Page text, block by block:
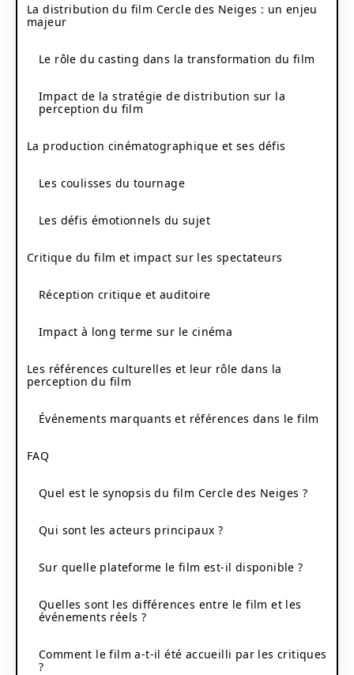
La distribution du film Cercle des Neiges : un enjeu
majeur
Le rôle du casting dans la transformation du film
Impact de la stratégie de distribution sur la
perception du film
La production cinématographique et ses défis
Les coulisses du tournage
Les défis émotionnels du sujet
Critique du film et impact sur les spectateurs
Réception critique et auditoire
Impact à long terme sur le cinéma
Les références culturelles et leur rôle dans la
perception du film
Événements marquants et références dans le film
FAQ
Quel est le synopsis du film Cercle des Neiges ?
Qui sont les acteurs principaux ?
Sur quelle plateforme le film est-il disponible ?
Quelles sont les différences entre le film et les
événements réels ?
Comment le film a-t-il été accueilli par les critiques
?